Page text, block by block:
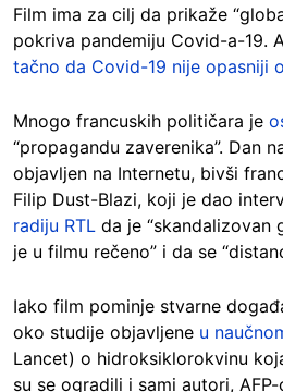
Film ima za cilj da prikaže
pokriva pandemiju Covid-a-19.
tačno da Covid-19 nije opasniji
Mnogo francuskih političara je
“propagandu zaverenika”. Dan
objavljen na Internetu, bivši
Filip Dust-Blazi, koji je dao
radiju RTL da je
je u filmu rečeno” i da se
Iako film pominje stvarne
oko studije objavljene u
Lancet) o hidroksiklorokvinu
su se ogradili i sami autori,